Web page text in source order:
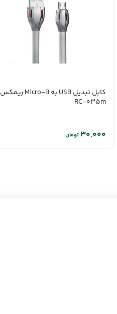
کابل تبدیل USB به Micro-B ریمکس
RC-035m
تومان